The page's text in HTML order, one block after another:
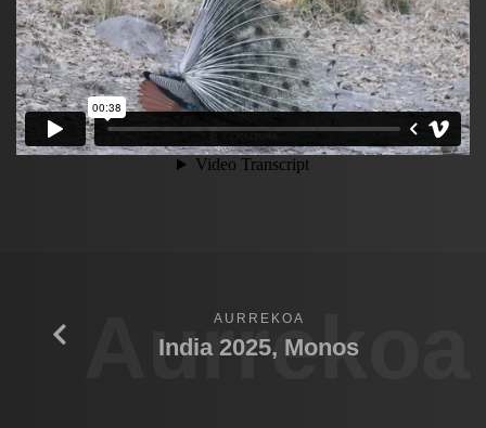
Aurrekoa
AURREKOA
India 2025, Monos